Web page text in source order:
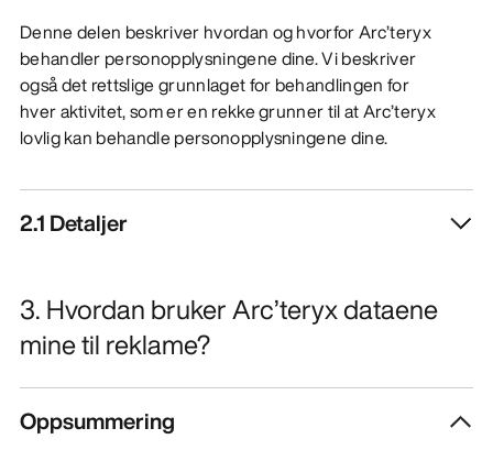
Denne delen beskriver hvordan og hvorfor Arc’teryx
behandler personopplysningene dine. Vi beskriver
også det rettslige grunnlaget for behandlingen for
hver aktivitet, som er en rekke grunner til at Arc’teryx
lovlig kan behandle personopplysningene dine.
2.1 Detaljer
3. Hvordan bruker Arc’teryx dataene
mine til reklame?
Oppsummering